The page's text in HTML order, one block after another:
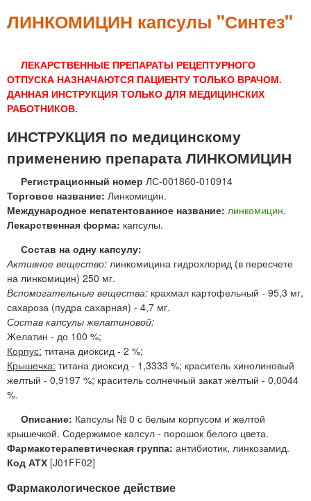
ЛИНКОМИЦИН капсулы "Синтез"
ЛЕКАРСТВЕННЫЕ ПРЕПАРАТЫ РЕЦЕПТУРНОГО
ОТПУСКА НАЗНАЧАЮТСЯ ПАЦИЕНТУ ТОЛЬКО ВРАЧОМ.
ДАННАЯ ИНСТРУКЦИЯ ТОЛЬКО ДЛЯ МЕДИЦИНСКИХ
РАБОТНИКОВ.
ИНСТРУКЦИЯ по медицинскому
применению препарата ЛИНКОМИЦИН
Регистрационный номер ЛС-001860-010914
Торговое название: Линкомицин.
Международное непатентованное название: линкомицин.
Лекарственная форма: капсулы.
Состав на одну капсулу:
Активное вещество: линкомицина гидрохлорид (в пересчете
на линкомицин) 250 мг.
Вспомогательные вещества: крахмал картофельный - 95,3 мг,
сахароза (пудра сахарная) - 4,7 мг.
Состав капсулы желатиновой:
Желатин - до 100 %;
Корпус: титана диоксид - 2 %;
Крышечка: титана диоксид - 1,3333 %; краситель хинолиновый
желтый - 0,9197 %; краситель солнечный закат желтый - 0,0044
%.
Описание: Капсулы № 0 с белым корпусом и желтой
крышечкой. Содержимое капсул - порошок белого цвета.
Фармакотерапевтическая группа: антибиотик, линкозамид.
Код АТХ [J01FF02]
Фармакологическое действие